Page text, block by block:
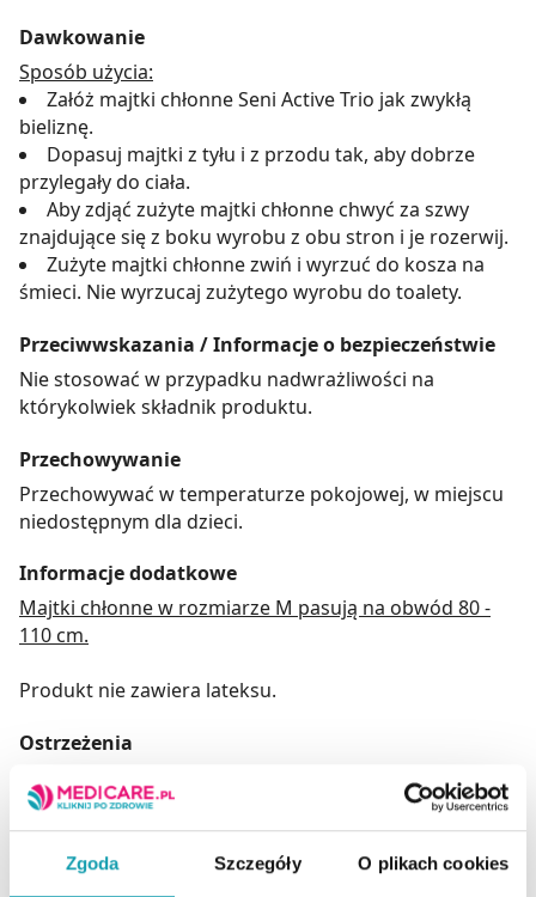
Zgoda Szczegóły O plikach cookies
Dawkowanie
Sposób użycia:
Załóż majtki chłonne Seni Active Trio jak zwykłą
bieliznę.
Dopasuj majtki z tyłu i z przodu tak, aby dobrze
przylegały do ciała.
Aby zdjąć zużyte majtki chłonne chwyć za szwy
znajdujące się z boku wyrobu z obu stron i je rozerwij.
Zużyte majtki chłonne zwiń i wyrzuć do kosza na
śmieci. Nie wyrzucaj zużytego wyrobu do toalety.
Przeciwwskazania / Informacje o bezpieczeństwie
Nie stosować w przypadku nadwrażliwości na
którykolwiek składnik produktu.
Przechowywanie
Przechowywać w temperaturze pokojowej, w miejscu
niedostępnym dla dzieci.
Informacje dodatkowe
Majtki chłonne w rozmiarze M pasują na obwód 80 -
110 cm.
Produkt nie zawiera lateksu.
Ostrzeżenia
Do użytku zewnętrznego.
Adres producenta
Toruńskie Zakłady Materiałów Opatrunkowych S.A.
ul. Żółkiewskiego 20/26,